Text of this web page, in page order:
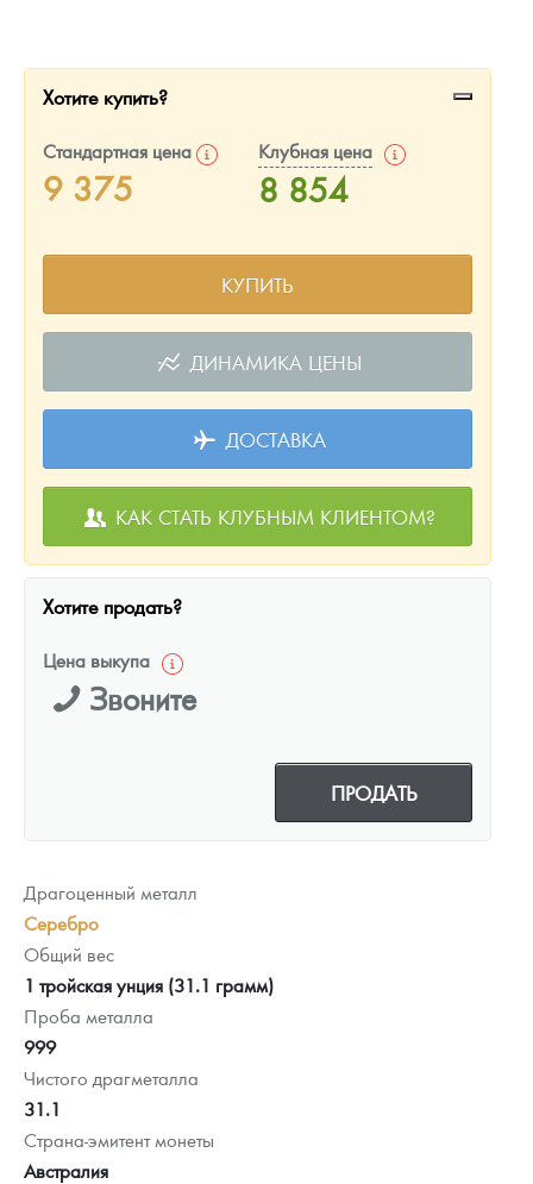
Наборы подарочных и коллекционных монет
Монеты и жетоны из недрагоценных металлов
Хотите купить?
Стандартная цена
9 375
Клубная цена
8 854
КУПИТЬ
ДИНАМИКА ЦЕНЫ
ДОСТАВКА
КАК СТАТЬ КЛУБНЫМ КЛИЕНТОМ?
Хотите продать?
Цена выкупа
Звоните
ПРОДАТЬ
Драгоценный металл
Серебро
Общий вес
1 тройская унция (31.1 грамм)
Проба металла
999
Чистого драгметалла
31.1
Страна-эмитент монеты
Австралия